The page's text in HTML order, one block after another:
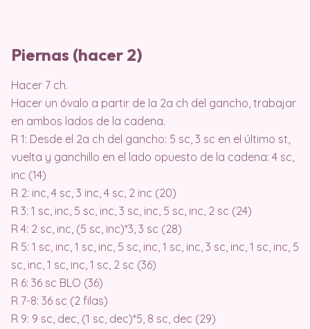
Piernas (hacer 2)
Hacer 7 ch.
Hacer un óvalo a partir de la 2a ch del gancho, trabajar
en ambos lados de la cadena.
R 1: Desde el 2a ch del gancho: 5 sc, 3 sc en el último st,
vuelta y ganchillo en el lado opuesto de la cadena: 4 sc,
inc (14)
R 2: inc, 4 sc, 3 inc, 4 sc, 2 inc (20)
R 3: 1 sc, inc, 5 sc, inc, 3 sc, inc, 5 sc, inc, 2 sc (24)
R 4: 2 sc, inc, (5 sc, inc)*3, 3 sc (28)
R 5: 1 sc, inc, 1 sc, inc, 5 sc, inc, 1 sc, inc, 3 sc, inc, 1 sc, inc, 5
sc, inc, 1 sc, inc, 1 sc, 2 sc (36)
R 6: 36 sc BLO (36)
R 7-8: 36 sc (2 filas)
R 9: 9 sc, dec, (1 sc, dec)*5, 8 sc, dec (29)